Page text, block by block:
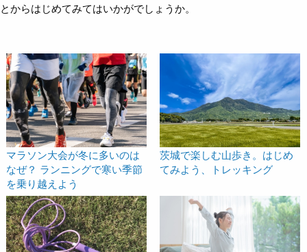
とからはじめてみてはいかがでしょうか。
マラソン大会が冬に多いのは
なぜ？ ランニングで寒い季節
を乗り越えよう
茨城で楽しむ山歩き。はじめ
てみよう、トレッキング